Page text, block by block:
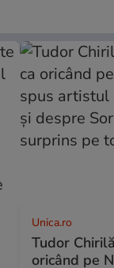
Unica.ro
Tudor
oricând pe